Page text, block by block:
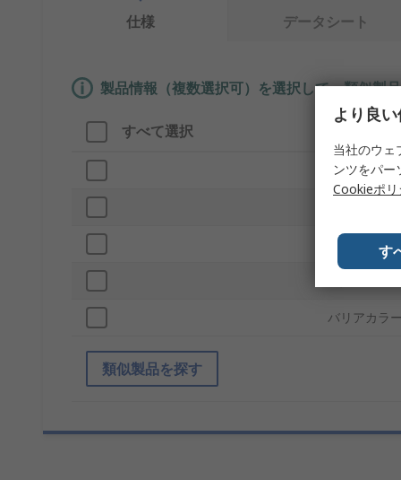
仕様 データシート
製品情報（複数選択可）を選択して、類似製
すべて選択
ブランド
色
バリアカラ
類似製品を探す
より良
当社のウェ
ンツをパ
Cookieポリ
す